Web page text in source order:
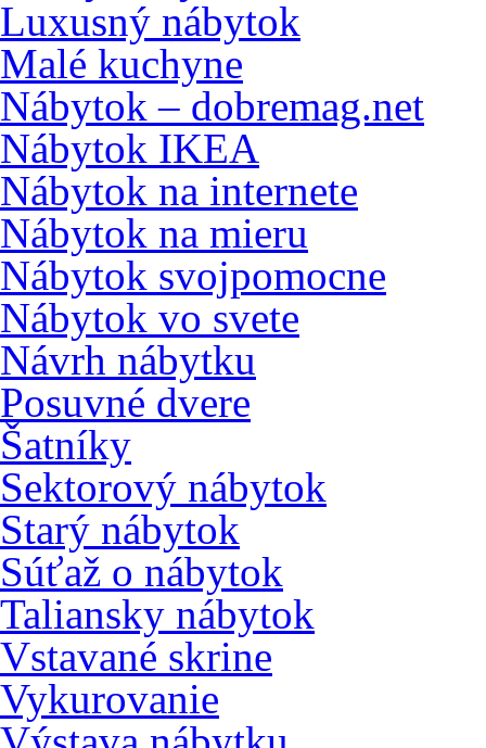
Luxusný nábytok
Malé kuchyne
Nábytok – dobremag.net
Nábytok IKEA
Nábytok na internete
Nábytok na mieru
Nábytok svojpomocne
Nábytok vo svete
Návrh nábytku
Posuvné dvere
Šatníky
Sektorový nábytok
Starý nábytok
Súťaž o nábytok
Taliansky nábytok
Vstavané skrine
Vykurovanie